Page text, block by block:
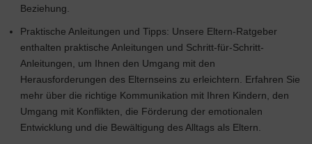
Beziehung.
Praktische Anleitungen und Tipps: Unsere Eltern-Ratgeber
enthalten praktische Anleitungen und Schritt-für-Schritt-
Anleitungen, um Ihnen den Umgang mit den
Herausforderungen des Elternseins zu erleichtern. Erfahren Sie
mehr über die richtige Kommunikation mit Ihren Kindern, den
Umgang mit Konflikten, die Förderung der emotionalen
Entwicklung und die Bewältigung des Alltags als Eltern.